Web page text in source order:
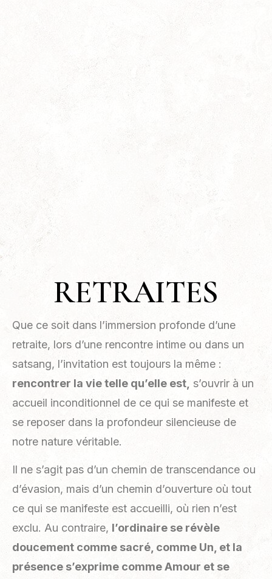
RETRAITES
Que ce soit dans l’immersion profonde d’une
retraite, lors d’une rencontre intime ou dans un
satsang, l’invitation est toujours la même :
rencontrer la vie telle qu’elle est, s’ouvrir à un
accueil inconditionnel de ce qui se manifeste et
se reposer dans la profondeur silencieuse de
notre nature véritable.
Il ne s’agit pas d’un chemin de transcendance ou
d’évasion, mais d’un chemin d’ouverture où tout
ce qui se manifeste est accueilli, où rien n’est
exclu. Au contraire, l’ordinaire se révèle
doucement comme sacré, comme Un, et la
présence s’exprime comme Amour et se